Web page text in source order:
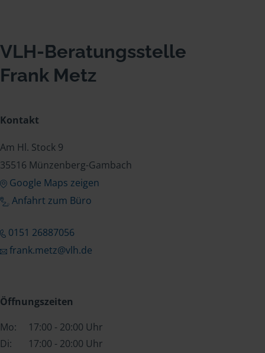
VLH-Beratungsstelle
Frank Metz
Kontakt
Am Hl. Stock 9
35516 Münzenberg-Gambach
Google Maps zeigen
Anfahrt zum Büro
0151 26887056
frank.metz@vlh.de
Öffnungszeiten
Mo:
17:00 - 20:00 Uhr
Di:
17:00 - 20:00 Uhr